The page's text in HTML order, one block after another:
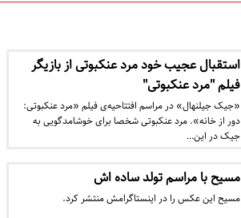
استقبال عجیب خود مرد عنکبوتی از بازیگر
فیلم "مرد عنکبوتی"
«جیک جیلنهال» در مراسم افتتاحیه‌ی فیلم «مرد عنکبوتی:
دور از خانه». مرد عنکبوتی شخصا برای خوشامدگویی به
جیک در این…
مسیح با مراسم تولد ساده اش
مسیح این عکس را در اینستاگرامش منتشر کرد.